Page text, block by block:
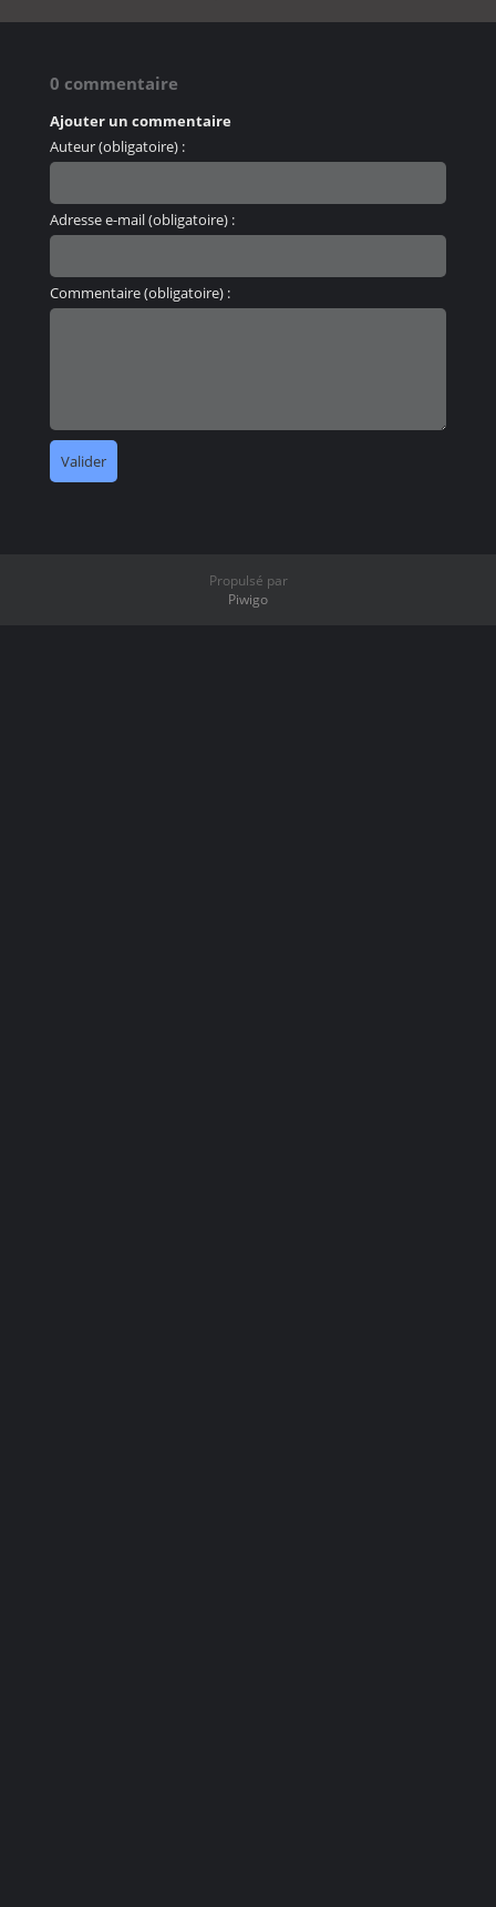
0 commentaire
Ajouter un commentaire
Auteur (obligatoire) :
Adresse e-mail (obligatoire) :
Commentaire (obligatoire) :
Propulsé par
Piwigo